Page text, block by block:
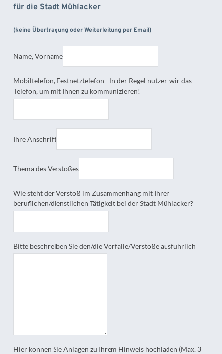
für die Stadt Mühlacker
(keine Übertragung oder Weiterleitung per Email)
Name, Vorname
Mobiltelefon, Festnetztelefon - In der Regel nutzen wir das
Telefon, um mit Ihnen zu kommunizieren!
Ihre Anschrift
Thema des Verstoßes
Wie steht der Verstoß im Zusammenhang mit Ihrer
beruflichen/dienstlichen Tätigkeit bei der Stadt Mühlacker?
Bitte beschreiben Sie den/die Vorfälle/Verstöße ausführlich
Hier können Sie Anlagen zu Ihrem Hinweis hochladen (Max. 3